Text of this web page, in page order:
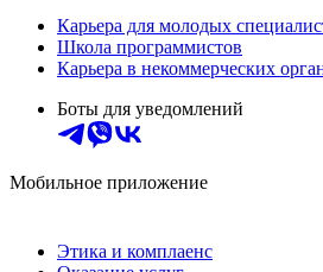
Карьера для молодых
Школа программистов
Карьера в некоммерческих
Боты для уведомлений
Мобильное приложение
Этика и комплаенс